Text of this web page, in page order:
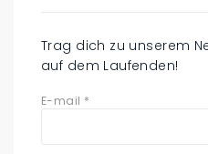
Trag dich zu unserem
auf dem Laufenden!
E-mail *